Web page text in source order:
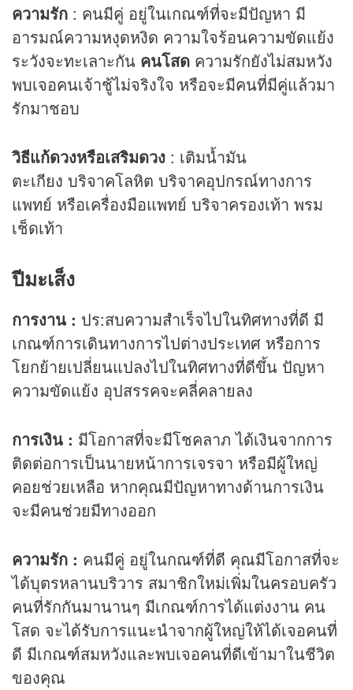
ความรัก : คนมีคู่ อยู่ในเกณฑ์ที่จะมีปัญหา มี
อารมณ์ความหงุดหงิด ความใจร้อนความขัดแย้ง
ระวังจะทะเลาะกัน คนโสด ความรักยังไม่สมหวัง
พบเจอคนเจ้าชู้ไม่จริงใจ หรือจะมีคนที่มีคู่แล้วมา
รักมาชอบ
วิธีแก้ดวงหรือเสริมดวง : เติมน้ำมัน
ตะเกียง บริจาคโลหิต บริจาคอุปกรณ์ทางการ
แพทย์ หรือเครื่องมือแพทย์ บริจาครองเท้า พรม
เช็ดเท้า
ปีมะเส็ง
การงาน : ปร:สบความสำเร็จไปในทิศทางที่ดี มี
เกณฑ์การเดินทางการไปต่างประเทศ หรือการ
โยกย้ายเปลี่ยนแปลงไปในทิศทางที่ดีขึ้น ปัญหา
ความขัดแย้ง อุปสรรคจะคลี่คลายลง
การเงิน : มีโอกาสที่จะมีโชคลาภ ได้เงินจากการ
ติดต่อการเป็นนายหน้าการเจรจา หรือมีผู้ใหญ่
คอยช่วยเหลือ หากคุณมีปัญหาทางด้านการเงิน
จะมีคนช่วยมีทางออก
ความรัก : คนมีคู่ อยู่ในกณฑ์ที่ดี คุณมีโอกาสที่จะ
ได้บุตรหลานบริวาร สมาชิกใหม่เพิ่มในครอบครัว
คนที่รักกันมานานๆ มีเกณฑ์การได้แต่งงาน คน
โสด จะได้รับการแนะนำจากผู้ใหญ่ให้ได้เจอคนที่
ดี มีเกณฑ์สมหวังและพบเจอคนที่ดีเข้ามาในชีวิต
ของคุณ